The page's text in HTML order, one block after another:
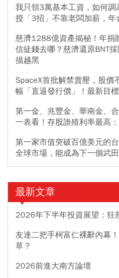
我只領3萬基本工資，如何
授「3招」不靠老闆加薪，
慈濟1288億資產揭秘！年
信徒錢去哪？慈濟還原BNT
描越黑
SpaceX首批解禁賣壓，股價
幅「直逼發行價」！最新目
第一金、兆豐金、華南金、
一表看！存股誰殖利率最高
第一家市值突破百億美元的
全球市場，能成為下一個武
最新文章
2026年下半年投資展望：狂
友達二把手柯富仁裸辭內幕
草？
2026前進大南方論壇